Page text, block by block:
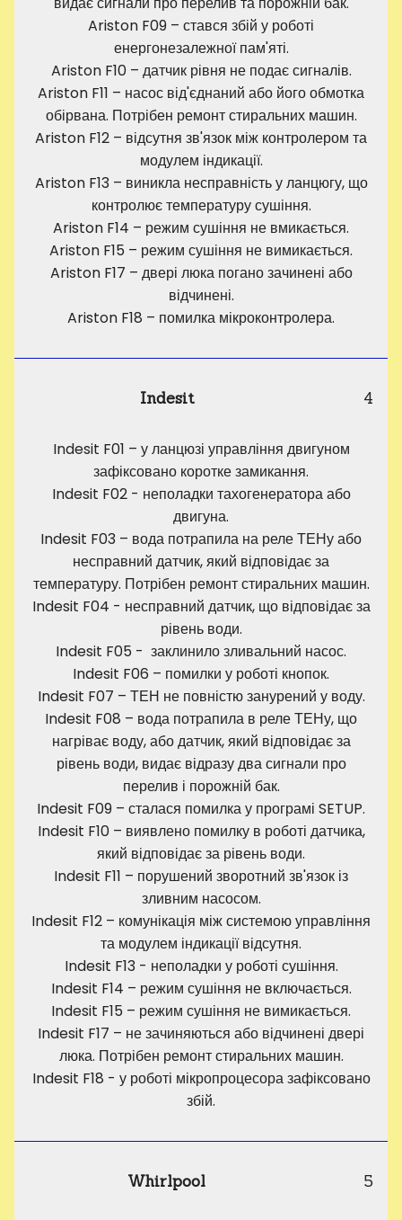
Ariston F09 – стався збій у роботі
енергонезалежної пам'яті.
Ariston F10 – датчик рівня не подає сигналів.
Ariston F11 – насос від'єднаний або його обмотка
обірвана. Потрібен ремонт стиральних машин.
Ariston F12 – відсутня зв'язок між контролером та
модулем індикації.
Ariston F13 – виникла несправність у ланцюгу, що
контролює температуру сушіння.
Ariston F14 – режим сушіння не вмикається.
Ariston F15 – режим сушіння не вимикається.
Ariston F17 – двері люка погано зачинені або
відчинені.
Ariston F18 – помилка мікроконтролера.
Indesit 4
Indesit F01 – у ланцюзі управління двигуном
зафіксовано коротке замикання.
Indesit F02 - неполадки тахогенератора або
двигуна.
Indesit F03 – вода потрапила на реле ТЕНу або
несправний датчик, який відповідає за
температуру. Потрібен ремонт стиральних машин.
Indesit F04 - несправний датчик, що відповідає за
рівень води.
Indesit F05 - заклинило зливальний насос.
Indesit F06 – помилки у роботі кнопок.
Indesit F07 – ТЕН не повністю занурений у воду.
Indesit F08 – вода потрапила в реле ТЕНу, що
нагріває воду, або датчик, який відповідає за
рівень води, видає відразу два сигнали про
перелив і порожній бак.
Indesit F09 – сталася помилка у програмі SETUP.
Indesit F10 – виявлено помилку в роботі датчика,
який відповідає за рівень води.
Indesit F11 – порушений зворотний зв'язок із
зливним насосом.
Indesit F12 – комунікація між системою управління
та модулем індикації відсутня.
Indesit F13 - неполадки у роботі сушіння.
Indesit F14 – режим сушіння не включається.
Indesit F15 – режим сушіння не вимикається.
Indesit F17 – не зачиняються або відчинені двері
люка. Потрібен ремонт стиральних машин.
Indesit F18 - у роботі мікропроцесора зафіксовано
збій.
Whirlpool 5